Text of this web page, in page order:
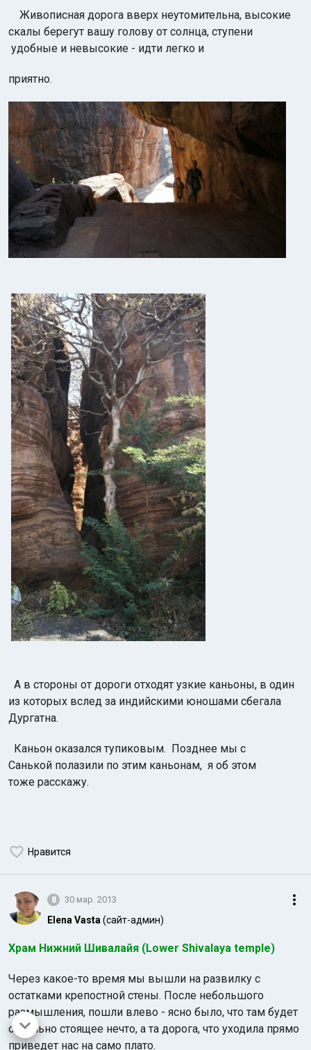
Живописная дорога вверх неутомительна, высокие
скалы берегут вашу голову от солнца, ступени
удобные и невысокие - идти легко и
приятно.
А в стороны от дороги отходят узкие каньоны, в один
из которых вслед за индийскими юношами сбегала
Дургатна.
Каньон оказался тупиковым. Позднее мы с
Санькой полазили по этим каньонам, я об этом
тоже расскажу.
Нравится
8 30 мар. 2013
Elena Vasta (сайт-админ)
Храм Нижний Шивалайя (Lower Shivalaya temple)
Через какое-то время мы вышли на развилку с
остатками крепостной стены. После небольшого
размышления, пошли влево - ясно было, что там будет
отдельно стоящее нечто, а та дорога, что уходила прямо
приведет нас на само плато.